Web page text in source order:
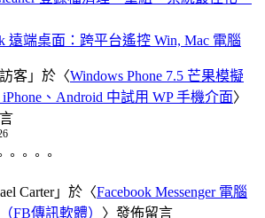
遠端桌面：跨平台遙控 Win, Mac 電腦
客 」於〈Windows Phone 7.5 芒果模擬
、Android 中試用 WP 手機介面〉
。。。。
Carter」於〈Facebook Messenger 電腦
FB傳訊軟體） 〉發佈留言